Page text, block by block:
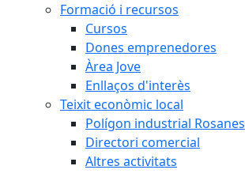
Formació i recursos
Cursos
Dones emprenedores
Àrea Jove
Enllaços d'interès
Teixit econòmic local
Polígon industrial Rosanes
Directori comercial
Altres activitats